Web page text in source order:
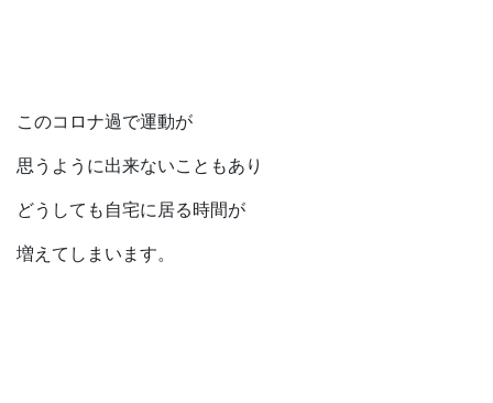
このコロナ過で運動が
思うように出来ないこともあり
どうしても自宅に居る時間が
増えてしまいます。